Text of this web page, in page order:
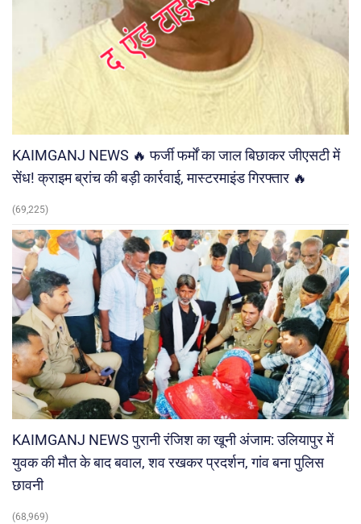
KAIMGANJ NEWS 🔥 फर्जी फर्मों का जाल बिछाकर जीएसटी में
सेंध! क्राइम ब्रांच की बड़ी कार्रवाई, मास्टरमाइंड गिरफ्तार 🔥
(69,225)
KAIMGANJ NEWS पुरानी रंजिश का खूनी अंजाम: उलियापुर में
युवक की मौत के बाद बवाल, शव रखकर प्रदर्शन, गांव बना पुलिस
छावनी
(68,969)